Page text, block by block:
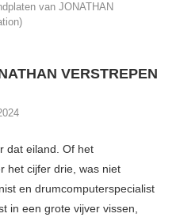
van JONATHAN
VERSTREPEN
dat eiland. Of het
het cijfer drie, was niet
en drumcomputerspecialist
in een grote vijver vissen,